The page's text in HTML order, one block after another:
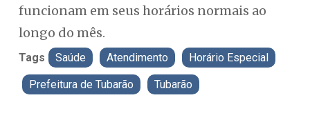
funcionam em seus horários normais ao
longo do mês.
Tags Saúde Atendimento Horário Especial
Prefeitura de Tubarão Tubarão